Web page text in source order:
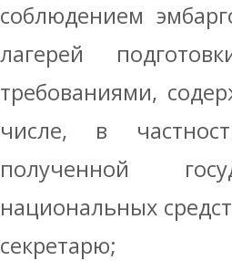
соблюдением
лагерей
требованиями,
числе, в
полученной
национальных
секретарю;